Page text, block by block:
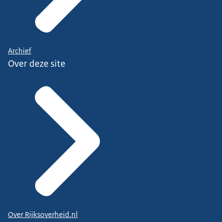
Archief
Over deze site
Over Rijksoverheid.nl